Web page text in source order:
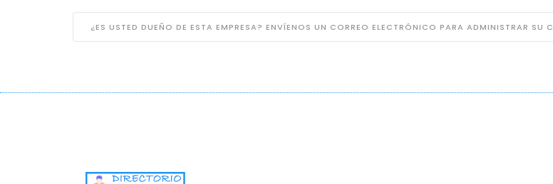
¿ES USTED DUEÑO DE ESTA EMPRESA? ENVÍENOS UN CORREO ELECTRÓNICO PARA ADMINISTRAR SU